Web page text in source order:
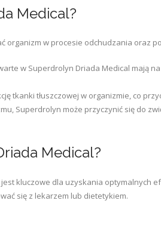
Medical?
organizm w procesie odchudzania oraz
w Superdrolyn Driada Medical mają
tkanki tłuszczowej w organizmie, co
Superdrolyn może przyczynić się do
Medical?
kluczowe dla uzyskania
się z lekarzem lub dietetykiem.